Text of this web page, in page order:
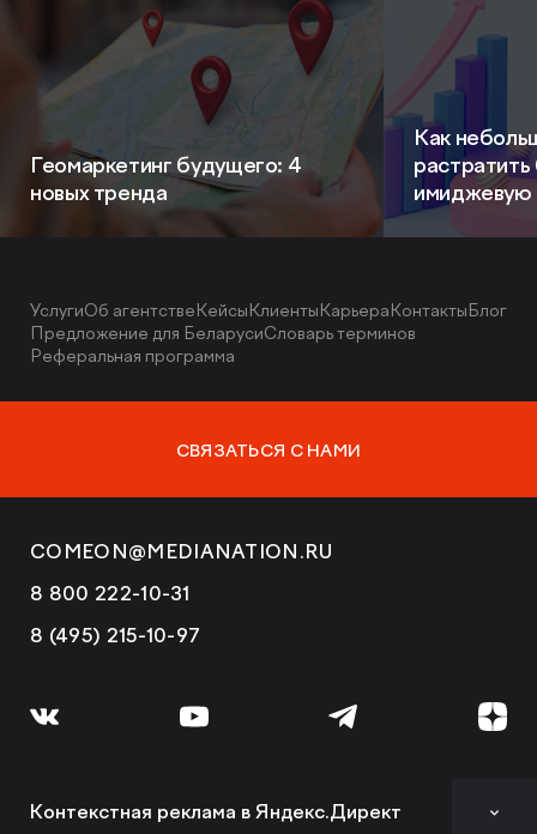
Геомаркетинг будущего: 4
новых тренда
Как
имиджевую
УслугиОб агентствеКейсыКлиентыКарьераКонтактыБлог
Предложение для БеларусиСловарь терминов
Реферальная программа
СВЯЗАТЬСЯ С НАМИ
COMEON@MEDIANATION.RU
8 800 222-10-31
8 (495) 215-10-97
Контекстная реклама в Яндекс.Директ